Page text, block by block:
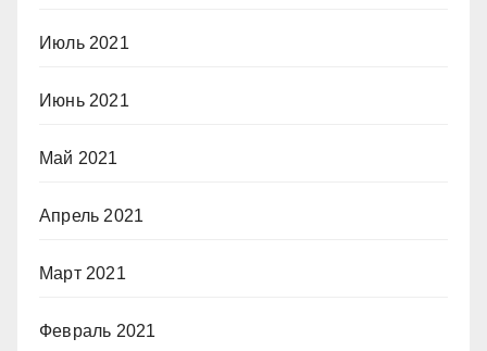
Июль 2021
Июнь 2021
Май 2021
Апрель 2021
Март 2021
Февраль 2021